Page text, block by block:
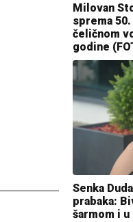
Milovan
sprema
čeličnom
godine
Senka
prabaka:
šarmom i